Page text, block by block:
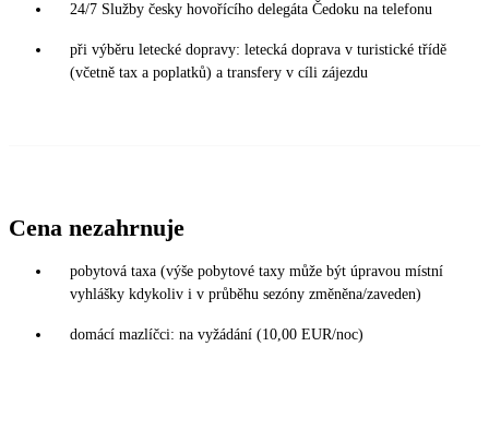
24/7 Služby česky hovořícího delegáta Čedoku na telefonu
při výběru letecké dopravy: letecká doprava v turistické třídě
(včetně tax a poplatků) a transfery v cíli zájezdu
Cena nezahrnuje
pobytová taxa (výše pobytové taxy může být úpravou místní
vyhlášky kdykoliv i v průběhu sezóny změněna/zaveden)
domácí mazlíčci: na vyžádání (10,00 EUR/noc)